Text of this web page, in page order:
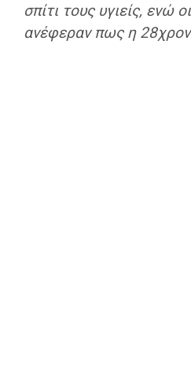
σπίτι τους υγιείς, ενώ
ανέφεραν πως η